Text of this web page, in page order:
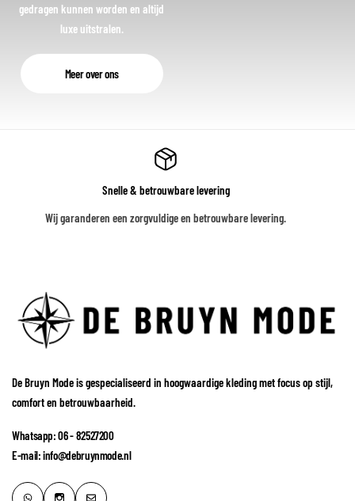
gedragen kunnen worden en altijd
luxe uitstralen.
Meer over ons
Snelle & betrouwbare levering
Wij garanderen een zorgvuldige en betrouwbare levering.
De Bruyn Mode is gespecialiseerd in hoogwaardige kleding met focus op stijl,
comfort en betrouwbaarheid.
Whatsapp: 06 - 82527200
E-mail: info@debruynmode.nl